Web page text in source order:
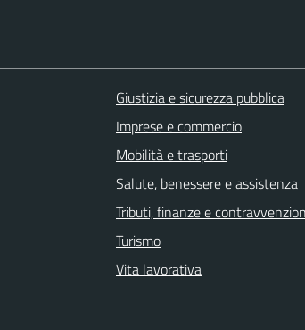
Giustizia e sicurezza pubblica
Imprese e commercio
Mobilità e trasporti
Salute, benessere e assistenza
Tributi, finanze e
Turismo
Vita lavorativa